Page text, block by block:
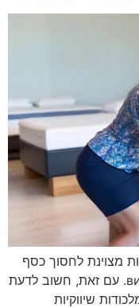
מצוינת לחסוך כסף
רב ולהשיג מזרון איכותי במחיר אטרקטיви. עם זאת, חשוב לדעת
שיווקיות